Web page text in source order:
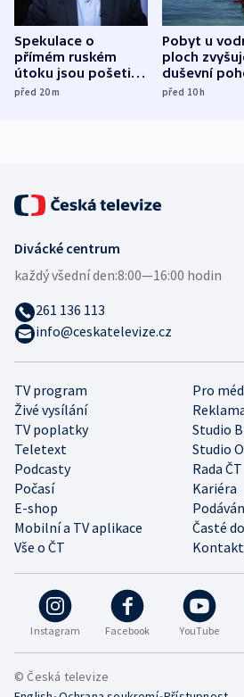
Spekulace o
přímém ruském
útoku jsou pošetilé,
míní estonský
před 20m
Pobyt u
ploch
duševní
ukázala
před 10h
Instagram Facebook YouTube
TV program
Pro
Živé vysílání
TV poplatky
Studio
Teletext
Studio
Podcasty
Rada ČT
Počasí
Kariéra
E-shop
Mobilní a TV aplikace
Časté
Vše o ČT
Divácké centrum
každý všední den:8:00—16:00 hodin
261 136 113
info@ceskatelevize.cz
© Česká televize